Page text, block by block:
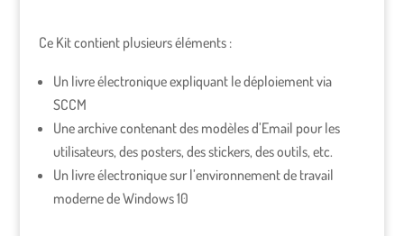
Ce Kit contient plusieurs éléments :
Un livre électronique expliquant le déploiement via
SCCM
Une archive contenant des modèles d’Email pour les
utilisateurs, des posters, des stickers, des outils, etc.
Un livre électronique sur l’environnement de travail
moderne de Windows 10